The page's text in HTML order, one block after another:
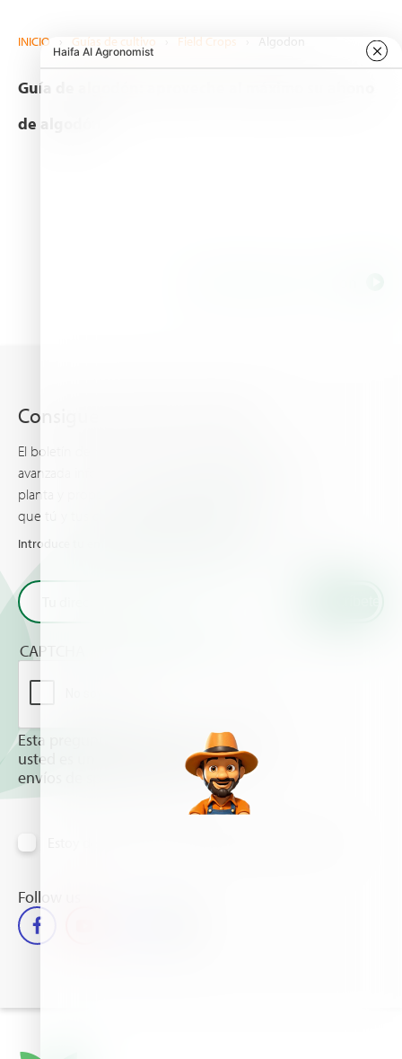
INICIO › Guías de cultivo Field Crops Algodon
Guía de algodón: aproveche al máximo su abono
de algodón
Consigue lo último de Haifa
El boletín de Haifa te mantiene al día con la más
avanzada información acerca de la nutrición de la
planta y proporciona las últimas noticias y eventos
que tú y tus cultivos deberían conocer.
Introduce tu email y recibe las últimas novedades de Haifa
CAPTCHA
Esta pregunta es para comprobar si
usted es un visitante humano y prevenir
envíos de spam automatizado.
Follow us